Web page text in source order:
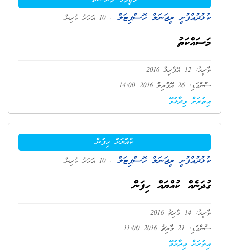
ކުޅުދުއްފުށީ ރީޖަނަލް ހޮސްޕިޓަލް . 10 އަހަރު ކުރިން
މަސައްކަތު
ތާރީޚު: 12 އޭޕްރިލް 2016
ސުންގަޑި: 26 އޭޕްރިލް 2016 14:00
އިތުރަށް ވިދާޅުވޭ
ކުއްޔަށް ހިފުން
ކުޅުދުއްފުށީ ރީޖަނަލް ހޮސްޕިޓަލް . 10 އަހަރު ކުރިން
ގުދަނެއް ކުއްޔައް ހިފަން
ތާރީޚު: 14 މާރިޗު 2016
ސުންގަޑި: 21 މާރިޗު 2016 11:00
އިތުރަށް ވިދާޅުވޭ